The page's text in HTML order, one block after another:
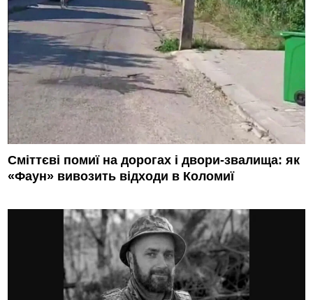
Сміттєві помиї на дорогах і двори-звалища: як
«Фаун» вивозить відходи в Коломиї